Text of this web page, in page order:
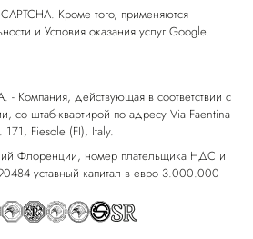
Кроме того, применяются
и Условия оказания услуг Google.
- Компания, действующая в соответствии с
со штаб-квартирой по адресу Via Faentina
171, Fiesole (FI), Italy.
Флоренции, номер плательщика НДС и
уставный капитал в евро 3.000.000